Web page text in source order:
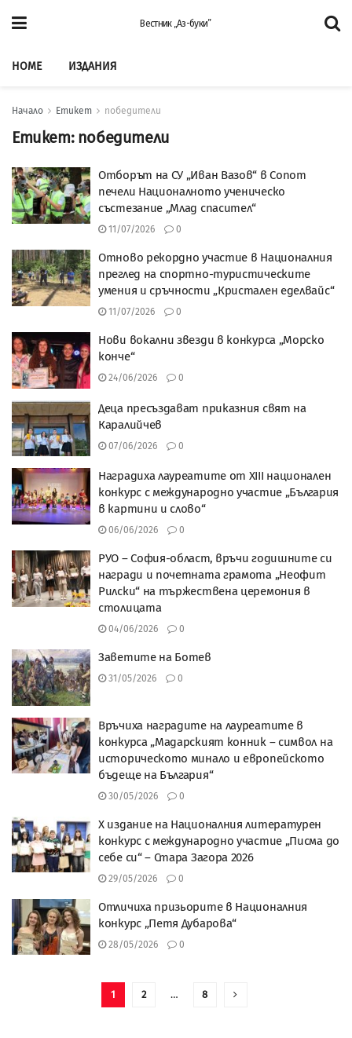
Вестник „Аз-буки”
HOME ИЗДАНИЯ
Начало Етикет победители
Етикет: победители
Отборът на СУ „Иван Вазов“ в Сопот
печели Националното ученическо
състезание „Млад спасител“
11/07/2026 0
Отново рекордно участие в Националния
преглед на спортно-туристическите
умения и сръчности „Кристален еделвайс“
11/07/2026 0
Нови вокални звезди в конкурса „Морско
конче“
24/06/2026 0
Деца пресъздават приказния свят на
Каралийчев
07/06/2026 0
Наградиха лауреатите от XIII национален
конкурс с международно участие „България
в картини и слово“
06/06/2026 0
РУО – София-област, връчи годишните си
награди и почетната грамота „Неофит
Рилски“ на тържествена церемония в
столицата
04/06/2026 0
Заветите на Ботев
31/05/2026 0
Връчиха наградите на лауреатите в
конкурса „Мадарският конник – символ на
историческото минало и европейското
бъдеще на България“
30/05/2026 0
X издание на Националния литературен
конкурс с международно участие „Писма до
себе си“ – Стара Загора 2026
29/05/2026 0
Отличиха призьорите в Националния
конкурс „Петя Дубарова“
28/05/2026 0
1 2 … 8